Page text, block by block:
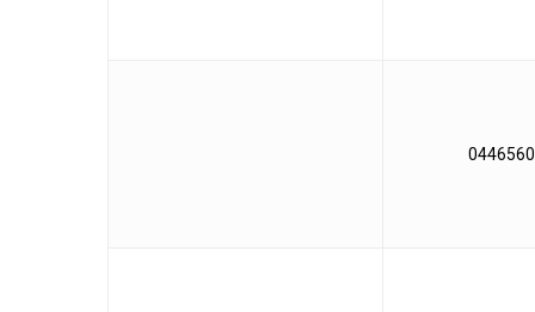
0446560